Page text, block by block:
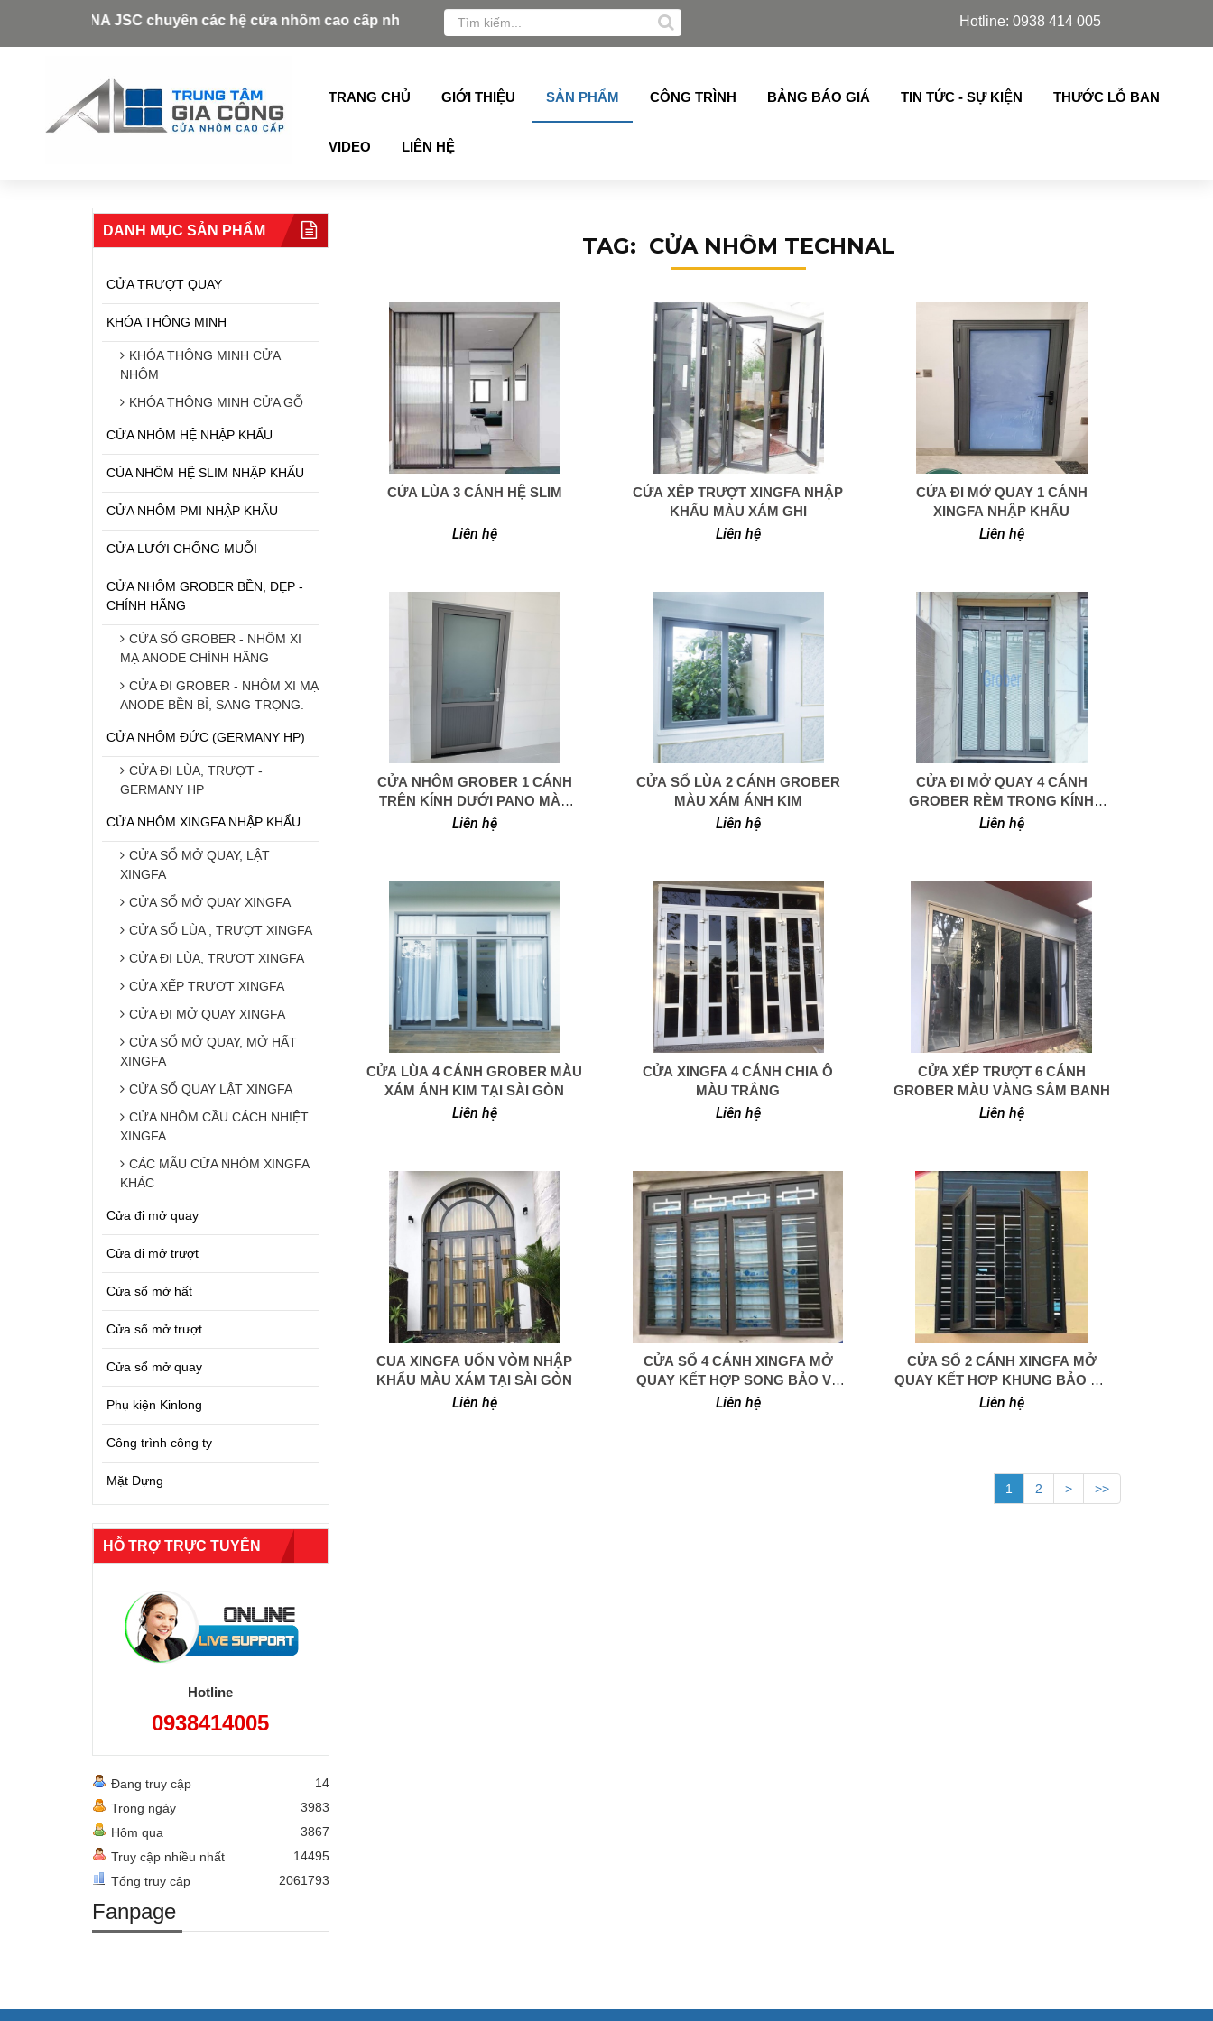
VINA JSC chuyên các hệ cửa nhôm cao cấp như: Xingfa, Alukey, Grober, Pmi, Germany, Topalu, Technan, Schuco, Slim Azdoor, cửa lá sách,chớp lật thế hệ mới nhập khẩu ..
Hotline: 0938 414 005
TRANG CHỦ GIỚI THIỆU SẢN PHẨM CÔNG TRÌNH BẢNG BÁO GIÁ TIN TỨC - SỰ KIỆN THƯỚC LỖ BAN
VIDEO LIÊN HỆ
DANH MỤC SẢN PHẨM
CỬA TRƯỢT QUAY
KHÓA THÔNG MINH
KHÓA THÔNG MINH CỬA
NHÔM
KHÓA THÔNG MINH CỬA GỖ
CỬA NHÔM HỆ NHẬP KHẨU
CỦA NHÔM HỆ SLIM NHẬP KHẨU
CỬA NHÔM PMI NHẬP KHẨU
CỬA LƯỚI CHỐNG MUỖI
CỬA NHÔM GROBER BỀN, ĐẸP -
CHÍNH HÃNG
CỬA SỔ GROBER - NHÔM XI
MẠ ANODE CHÍNH HÃNG
CỬA ĐI GROBER - NHÔM XI MẠ
ANODE BỀN BỈ, SANG TRỌNG.
CỬA NHÔM ĐỨC (GERMANY HP)
CỬA ĐI LÙA, TRƯỢT -
GERMANY HP
CỬA NHÔM XINGFA NHẬP KHẨU
CỬA SỔ MỞ QUAY, LẬT
XINGFA
CỬA SỔ MỞ QUAY XINGFA
CỬA SỔ LÙA , TRƯỢT XINGFA
CỬA ĐI LÙA, TRƯỢT XINGFA
CỬA XẾP TRƯỢT XINGFA
CỬA ĐI MỞ QUAY XINGFA
CỬA SỔ MỞ QUAY, MỞ HẤT
XINGFA
CỬA SỔ QUAY LẬT XINGFA
CỬA NHÔM CẦU CÁCH NHIỆT
XINGFA
CÁC MẪU CỬA NHÔM XINGFA
KHÁC
Cửa đi mở quay
Cửa đi mở trượt
Cửa sổ mở hất
Cửa sổ mở trượt
Cửa sổ mở quay
Phụ kiện Kinlong
Công trình công ty
Mặt Dựng
HỖ TRỢ TRỰC TUYẾN
Hotline
0938414005
Đang truy cập
14
Trong ngày
3983
Hôm qua
3867
Truy cập nhiều nhất
14495
Tổng truy cập
2061793
Fanpage
TAG: CỬA NHÔM TECHNAL
0949 366 908
CỬA LÙA 3 CÁNH HỆ SLIM
Liên hệ
0949 366 908
CỬA XẾP TRƯỢT XINGFA NHẬP
KHẨU MÀU XÁM GHI
Liên hệ
0949 366 908
CỬA ĐI MỞ QUAY 1 CÁNH
XINGFA NHẬP KHẨU
Liên hệ
0949 366 908
CỬA NHÔM GROBER 1 CÁNH
TRÊN KÍNH DƯỚI PANO MÀU
XÁM ÁNH KIM
Liên hệ
0949 366 908
CỬA SỔ LÙA 2 CÁNH GROBER
MÀU XÁM ÁNH KIM
Liên hệ
0949 366 908
CỬA ĐI MỞ QUAY 4 CÁNH
GROBER RÈM TRONG KÍNH
XÁM ÁNH KIM
Liên hệ
0949 366 908
CỬA LÙA 4 CÁNH GROBER MÀU
XÁM ÁNH KIM TẠI SÀI GÒN
Liên hệ
0949 366 908
CỬA XINGFA 4 CÁNH CHIA Ô
MÀU TRẮNG
Liên hệ
0949 366 908
CỬA XẾP TRƯỢT 6 CÁNH
GROBER MÀU VÀNG SÂM BANH
Liên hệ
0949 366 908
CUA XINGFA UỐN VÒM NHẬP
KHẨU MÀU XÁM TẠI SÀI GÒN
Liên hệ
0949 366 908
CỬA SỔ 4 CÁNH XINGFA MỞ
QUAY KẾT HỢP SONG BẢO VỆ
INOX
Liên hệ
0949 366 908
CỬA SỔ 2 CÁNH XINGFA MỞ
QUAY KẾT HƠP KHUNG BẢO VỆ
INOX
Liên hệ
1 2 > >>